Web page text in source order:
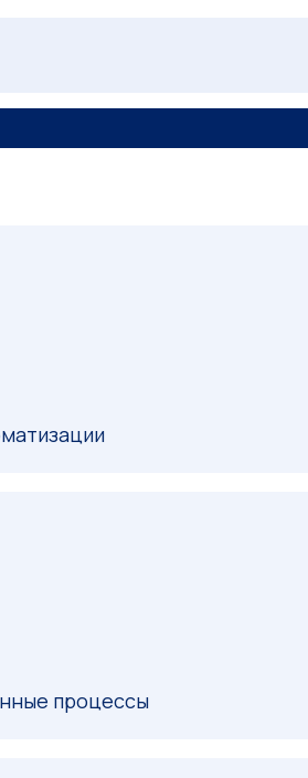
процессы